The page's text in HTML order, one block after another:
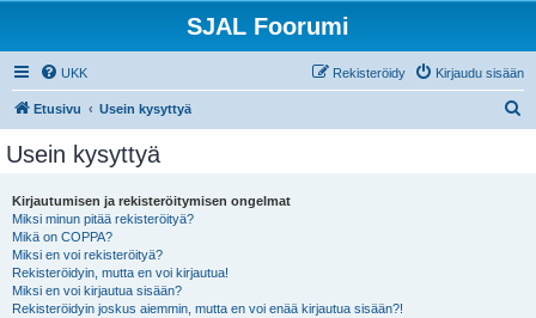
SJAL Foorumi
UKK Kirjaudu sisään
Rekisteröidy
Etusivu Usein kysyttyä
Usein kysyttyä
Kirjautumisen ja rekisteröitymisen ongelmat
Miksi minun pitää rekisteröityä?
Mikä on COPPA?
Miksi en voi rekisteröityä?
Rekisteröidyin, mutta en voi kirjautua!
Miksi en voi kirjautua sisään?
Rekisteröidyin joskus aiemmin, mutta en voi enää kirjautua sisään?!